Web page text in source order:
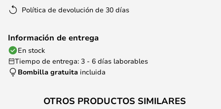
Política de devolución de 30 días
Información de entrega
En stock
Tiempo de entrega: 3 - 6 días laborables
Bombilla gratuita incluida
OTROS PRODUCTOS SIMILARES